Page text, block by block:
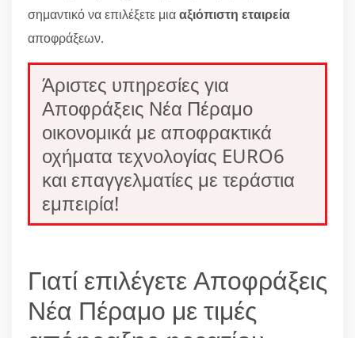
σημαντικό να επιλέξετε μιααξιόπιστη εταιρεία
αποφράξεων.
Άριστες υπηρεσίες για
Αποφράξεις Νέα Πέραμο
οικονομικά με αποφρακτικά
οχήματα τεχνολογίας EURO6
και επαγγελματίες με τεράστια
εμπειρία!
Γιατί επιλέγετε Αποφράξεις
Νέα Πέραμο με τιμές